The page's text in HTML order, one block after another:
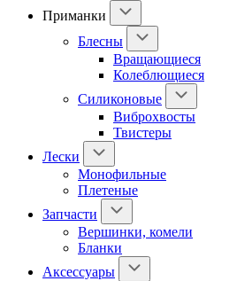
Приманки
Блесны
Вращающиеся
Колеблющиеся
Силиконовые
Виброхвосты
Твистеры
Лески
Монофильные
Плетеные
Запчасти
Вершинки, комели
Бланки
Аксессуары